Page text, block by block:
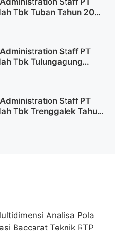
Tbk Tuban Tahun 2025
Staff PT
Tbk Tulungagung
Staff PT
Tbk Trenggalek Tahun
Analisa Pola
Baccarat Teknik RTP